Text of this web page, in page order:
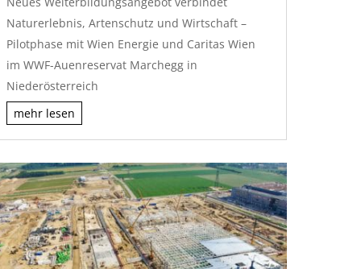
Naturerlebnis, Artenschutz und Wirtschaft –
Pilotphase mit Wien Energie und Caritas Wien
im WWF-Auenreservat Marchegg in
Niederösterreich
mehr lesen